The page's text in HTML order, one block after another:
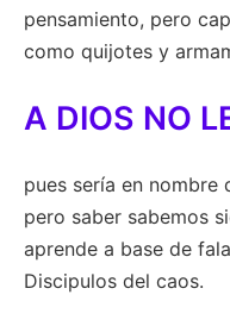
pensamiento, pero
como quijotes y
A DIOS NO
pues sería en nombre
pero saber sabemos
aprende a base de
Discipulos del caos.